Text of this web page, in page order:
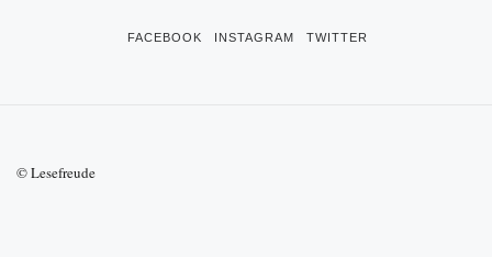
FACEBOOK INSTAGRAM TWITTER
© Lesefreude